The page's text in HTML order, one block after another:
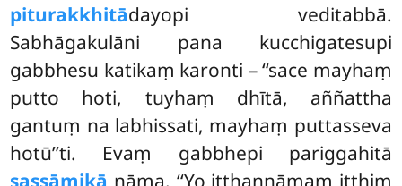
piturakkhitādayopi veditabbā.
Sabhāgakulāni pana kucchigatesupi
gabbhesu katikaṃ karonti – ‘‘sace mayhaṃ
putto hoti, tuyhaṃ dhītā, aññattha
gantuṃ na labhissati, mayhaṃ puttasseva
hotū’’ti. Evaṃ gabbhepi pariggahitā
sassāmikā nāma. ‘‘Yo itthannāmaṃ itthiṃ